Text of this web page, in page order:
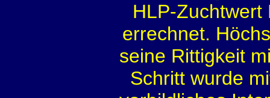
HLP-
errechnet.
seine Rittigkeit
Schritt wurde